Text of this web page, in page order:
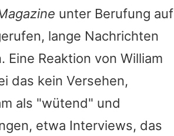
unter Berufung auf
lange Nachrichten
Reaktion von William
das kein Versehen,
als "wütend" und
etwa Interviews, das